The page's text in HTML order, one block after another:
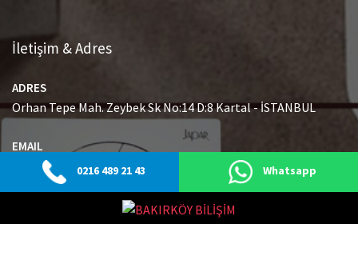
İletişim & Adres
ADRES
Orhan Tepe Mah. Zeybek Sk No:14 D:8 Kartal - İSTANBUL
EMAIL
info@japaryetkiliservisi.net
0216 489 21 43
0216 489 21 43 Whatsapp